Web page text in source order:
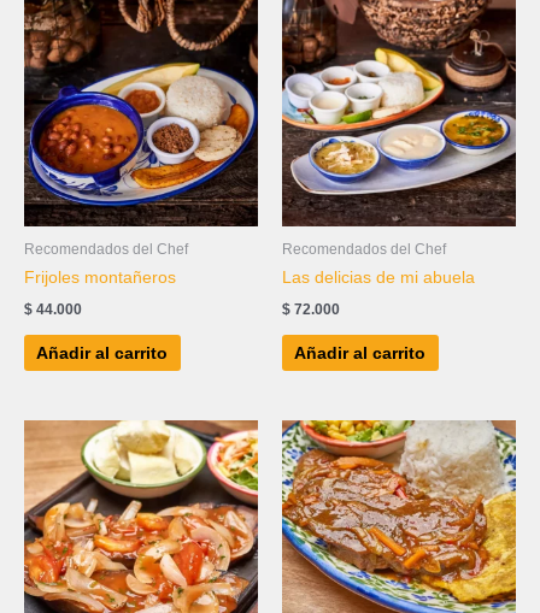
Recomendados del Chef
Frijoles montañeros
$ 44.000
Añadir al carrito
Recomendados del Chef
Las delicias de mi abuela
$ 72.000
Añadir al carrito